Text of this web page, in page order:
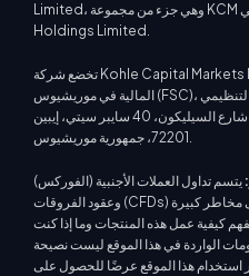
Limited، وهي جزء من مجموعة KCM وشركتها الأم هي KCM Group
Holdings Limited.
تخضع شركة Kohle Capital Markets Limited للتنظيم من قبل لجنة الخدمات
المالية في موريشيوس (FSC)، الرقم التنظيمي: C117022600. العنوان: صالة
سيبراتي، الطابق الأرضي، ذا كاتاليست، شارع السيليكون، 40 سايبر سيتي، إيبين
72201، جمهورية موريشيوس.
يتسم تداول العملات الأجنبية (الفوركس)
وعقود الفروقات (CFDs) بدرجة عالية من الاستدانة وينطوي على مخاطر كبيرة
كيفية عمل هذه المنتجات وما إذا كنت
الواردة في هذا الموقع ليست نصيحة
استخدام هذا الموقع عرضًا للحصول على